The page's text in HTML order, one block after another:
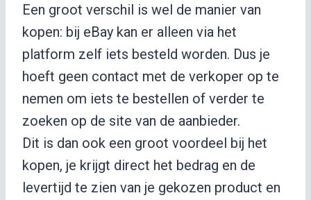
Een groot verschil is wel de manier van
kopen: bij eBay kan er alleen via het
platform zelf iets besteld worden. Dus je
hoeft geen contact met de verkoper op te
nemen om iets te bestellen of verder te
zoeken op de site van de aanbieder.
Dit is dan ook een groot voordeel bij het
kopen, je krijgt direct het bedrag en de
levertijd te zien van je gekozen product en